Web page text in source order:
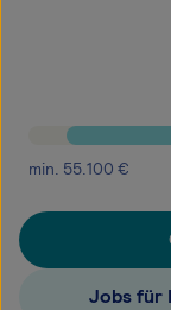
min. 55.100 €
Jobs für